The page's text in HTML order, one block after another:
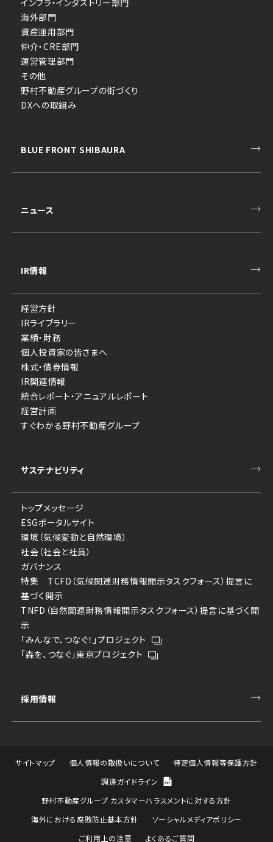
海外部門
資産運用部門
仲介・CRE部門
運営管理部門
その他
野村不動産グループの街づくり
DXへの取組み
BLUE FRONT SHIBAURA
ニュース
IR情報
経営方針
IRライブラリー
業績・財務
個人投資家の皆さまへ
株式・債券情報
IR関連情報
統合レポート・アニュアルレポート
経営計画
すぐわかる野村不動産グループ
サステナビリティ
トップメッセージ
ESGポータルサイト
環境（気候変動と自然環境）
社会（社会と社員）
ガバナンス
特集 TCFD（気候関連財務情報開示タスクフォース）提言に
基づく開示
TNFD（自然関連財務情報開示タスクフォース）提言に基づく開
示
「みんなで、つなぐ！」プロジェクト
「森を、つなぐ」東京プロジェクト
採用情報
サイトマップ 個人情報の取扱いについて
特定個人情報等保護方針
調達ガイドライン
野村不動産グループ カスタマーハラスメントに対する方針
海外における腐敗防止基本方針
ソーシャルメディアポリシー
ご利用上の注意
よくあるご質問